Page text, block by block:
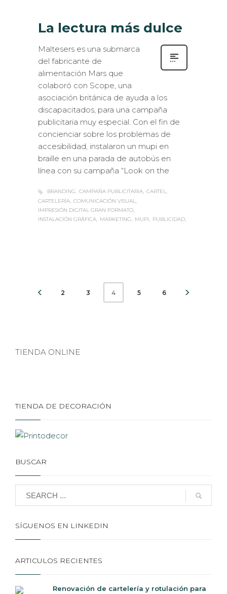
La lectura más dulce
Maltesers es una submarca
del fabricante de
alimentación Mars que
colaboró con Scope, una
asociación británica de ayuda a los
discapacitados, para una campaña
publicitaria muy especial. Con el fin de
concienciar sobre los problemas de
accesibilidad, instalaron un mupi en
braille en una parada de autobús en
línea con su campaña “Look on the
BRANDING CAMPAÑA PUBLICITARIA CARTEL
CARTELERÍA COMUNICACIÓN VISUAL
IMPRESIÓN DIGITAL GRAN FORMATO
INSTALACIÓN GRÁFICA
MARKETING MUPI PUBLICIDAD
2 3 4 5 6
TIENDA ONLINE
TIENDA DE DECORACIÓN
BUSCAR
SÍGUENOS EN LINKEDIN
ARTICULOS RECIENTES
Renovación de cartelería y rotulación para